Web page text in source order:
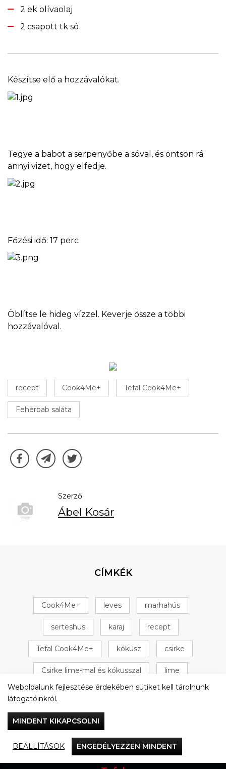
2 ek olívaolaj
2 csapott tk só
Készítse elő a hozzávalókat.
Tegye a babot a serpenyőbe a sóval, és öntsön rá
annyi vizet, hogy elfedje.
Főzési idő: 17 perc
Öblítse le hideg vízzel. Keverje össze a többi
hozzávalóval.
recept Cook4Me+ Tefal Cook4Me+
Fehérbab saláta
Szerző
Ábel Kosár
CÍMKÉK
Cook4Me+ leves marhahús
serteshus karaj recept
Tefal Cook4Me+ kókusz csirke
Csirke lime-mal és kókusszal lime
+ 16 következő
Vacsorázzunk együtt
Weboldalunk fejlesztése érdekében sütiket kell tárolnunk
látogatóinkról.
MINDENT KIKAPCSOLNI
BEÁLLÍTÁSOK ENGEDÉLYEZZEN MINDENT